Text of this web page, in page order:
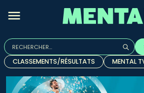
Rechercher :
Quand les résultats de l'auto-
CLASSEMENTS/RÉSULTATS
MENTAL